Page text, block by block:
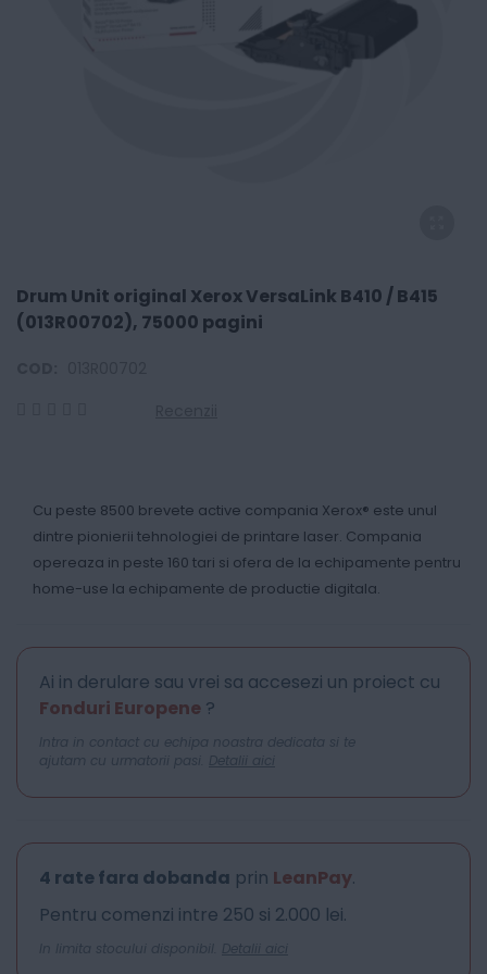
Drum Unit original Xerox VersaLink B410 / B415
(013R00702), 75000 pagini
Cu peste 8500 brevete active compania Xerox® este unul
dintre pionierii tehnologiei de printare laser. Compania
opereaza in peste 160 tari si ofera de la echipamente pentru
home-use la echipamente de productie digitala.
Ai in derulare sau vrei sa accesezi un proiect cu
Fonduri Europene ?
Intra in contact cu echipa noastra dedicata si te
ajutam cu urmatorii pasi. Detalii aici
4 rate fara dobanda prin LeanPay.
Pentru comenzi intre 250 si 2.000 lei.
In limita stocului disponibil. Detalii aici